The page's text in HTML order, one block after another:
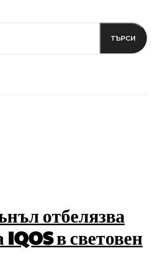
ТЪРСИ
отбелязва
в световен